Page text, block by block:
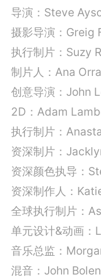
导演：Steve
摄影导演：Greig
执行制片：Suzy
制片人：Ana
创意导演：John
2D：Adam
执行制片：
资深制片：
资深颜色执导：
资深制作人：
全球执行制片：
单元设计&动画：
音乐总监：
混音：John Bolen